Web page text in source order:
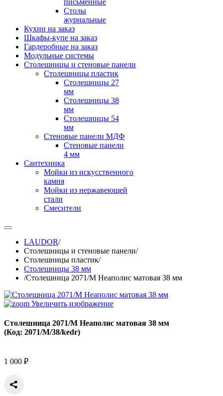
письменные
Столы
журнальные
Кухни на заказ
Шкафы-купе на заказ
Гардеробные на заказ
Модульные системы
Столешницы и стеновые панели
Столешницы пластик
Столешницы 27
мм
Столешницы 38
мм
Столешницы 54
мм
Стеновые панели МДФ
Стеновые панели
4 мм
Сантехника
Мойки из искусственного
камня
Мойки из нержавеющей
стали
Смесители
LAUDOR/
Столешницы и стеновые панели/
Столешницы пластик/
Столешницы 38 мм
/Столешница 2071/М Неаполис матовая 38 мм
Увеличить изображение
Столешница 2071/М Неаполис матовая 38 мм
(Код: 2071/М/38/kedr)
1 000 ₽